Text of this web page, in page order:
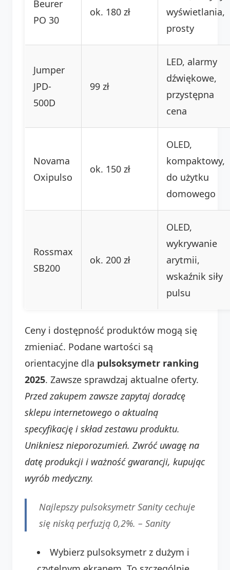
Beurer
PO 30
ok. 180 zł
wyświetlania,
prosty
Jumper
JPD-
500D
99 zł
LED, alarmy
dźwiękowe,
przystępna
cena
Novama
Oxipulso
ok. 150 zł
OLED,
kompaktowy,
do użytku
domowego
Rossmax
SB200
ok. 200 zł
OLED,
wykrywanie
arytmii,
wskaźnik siły
pulsu
Ceny i dostępność produktów mogą się
zmieniać. Podane wartości są
orientacyjne dla pulsoksymetr ranking
2025. Zawsze sprawdzaj aktualne oferty.
Przed zakupem zawsze zapytaj doradcę
sklepu internetowego o aktualną
specyfikację i skład zestawu produktu.
Unikniesz nieporozumień. Zwróć uwagę na
datę produkcji i ważność gwarancji, kupując
wyrób medyczny.
Najlepszy pulsoksymetr Sanity cechuje
się niską perfuzją 0,2%. – Sanity
Wybierz pulsoksymetr z dużym i